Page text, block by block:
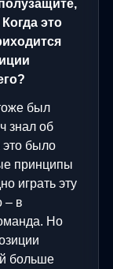
это
был
знал об
это было
принципы
играть эту
– в
Но
больше